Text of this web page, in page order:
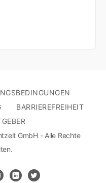
BARRIEREFREIHEIT
GmbH - Alle Rechte